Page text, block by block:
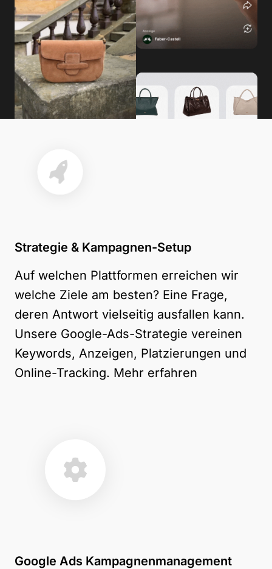
Strategie & Kampagnen-Setup
Auf welchen Plattformen erreichen wir
welche Ziele am besten? Eine Frage,
deren Antwort vielseitig ausfallen kann.
Unsere Google-Ads-Strategie vereinen
Keywords, Anzeigen, Platzierungen und
Online-Tracking. Mehr erfahren
Google Ads Kampagnenmanagement